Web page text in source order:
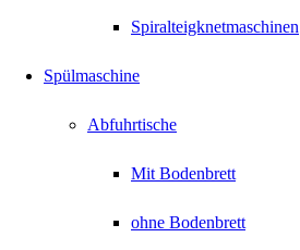
Spiralteigknetmaschinen
Spülmaschine
Abfuhrtische
Mit Bodenbrett
ohne Bodenbrett